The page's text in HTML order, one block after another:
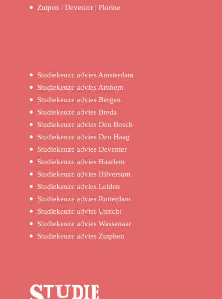
Zutpen / Deventer | Florine
Studiekeuze advies Amsterdam
Studiekeuze advies Arnhem
Studiekeuze advies Bergen
Studiekeuze advies Breda
Studiekeuze advies Den Bosch
Studiekeuze advies Den Haag
Studiekeuze advies Deventer
Studiekeuze advies Haarlem
Studiekeuze advies Hilversum
Studiekeuze advies Leiden
Studiekeuze advies Rotterdam
Studiekeuze advies Utrecht
Studiekeuze advies Wassenaar
Studiekeuze advies Zutphen